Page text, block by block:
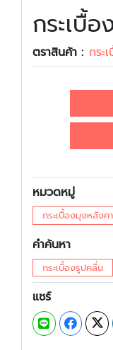
กระเบื้
ตราสินค้า : กระ
หมวดหมู่
กระเบื้องมุงหลังคา
คำค้นหา
กระเบื้องรูปคลื่น
แชร์